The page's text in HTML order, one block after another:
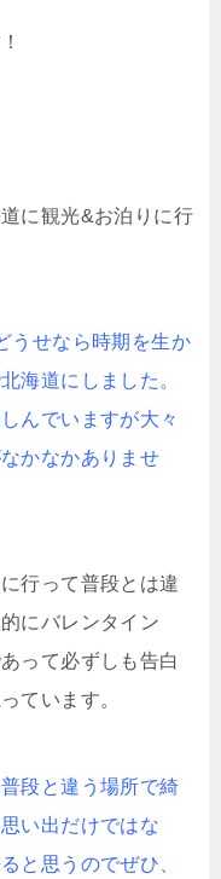
に観光&お泊りに行
うせなら時期を生か
海道にしました。
んでいますが大々
かなかありませ
行って普段とは違
にバレンタイン
って必ずしも告白
ています。
段と違う場所で綺
い出だけではな
と思うのでぜひ、